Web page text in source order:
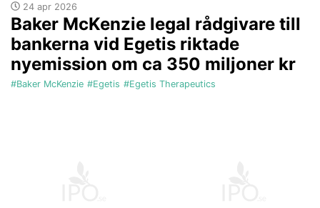
24 apr 2026
Baker McKenzie legal rådgivare till
bankerna vid Egetis riktade
nyemission om ca 350 miljoner kr
#Baker McKenzie #Egetis #Egetis Therapeutics